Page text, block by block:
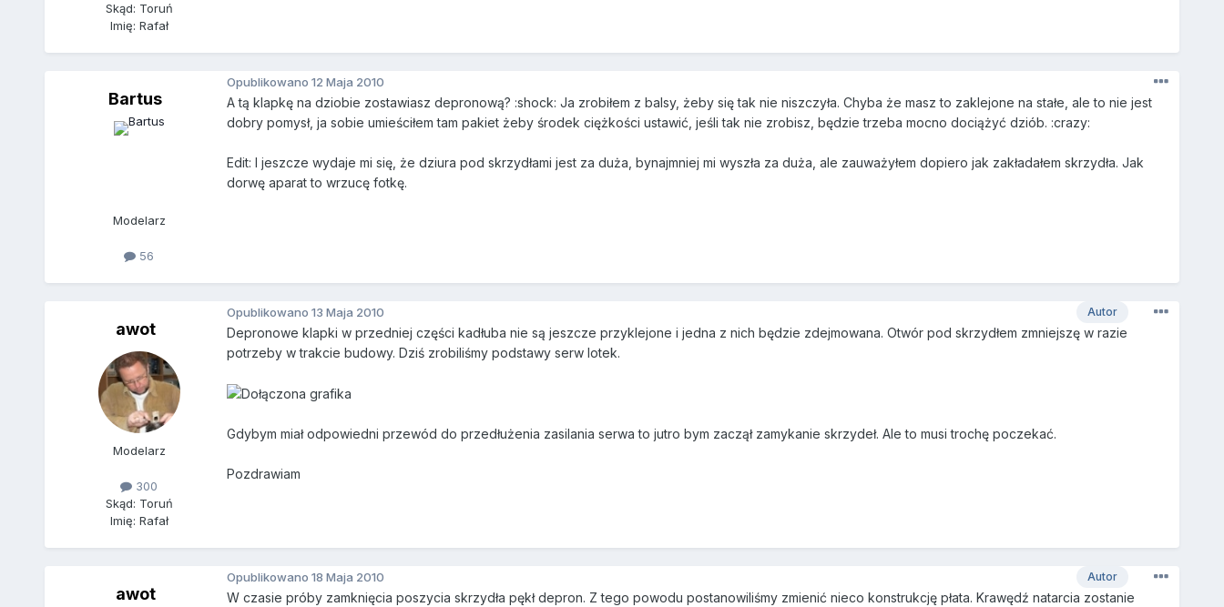
Skąd: Toruń
Imię: Rafał
Bartus
Modelarz
56
Opublikowano 12 Maja 2010
A tą klapkę na dziobie zostawiasz depronową? :shock: Ja zrobiłem z balsy, żeby się tak nie niszczyła. Chyba że masz to zaklejone na stałe, ale to nie jest
dobry pomysł, ja sobie umieściłem tam pakiet żeby środek ciężkości ustawić, jeśli tak nie zrobisz, będzie trzeba mocno dociążyć dziób. :crazy:
Edit: I jeszcze wydaje mi się, że dziura pod skrzydłami jest za duża, bynajmniej mi wyszła za duża, ale zauważyłem dopiero jak zakładałem skrzydła. Jak
dorwę aparat to wrzucę fotkę.
awot
Modelarz
300
Skąd: Toruń
Imię: Rafał
Autor
Opublikowano 13 Maja 2010
Depronowe klapki w przedniej części kadłuba nie są jeszcze przyklejone i jedna z nich będzie zdejmowana. Otwór pod skrzydłem zmniejszę w razie
potrzeby w trakcie budowy. Dziś zrobiliśmy podstawy serw lotek.
Gdybym miał odpowiedni przewód do przedłużenia zasilania serwa to jutro bym zaczął zamykanie skrzydeł. Ale to musi trochę poczekać.
Pozdrawiam
awot
Autor
Opublikowano 18 Maja 2010
W czasie próby zamknięcia poszycia skrzydła pękł depron. Z tego powodu postanowiliśmy zmienić nieco konstrukcję płata. Krawędź natarcia zostanie